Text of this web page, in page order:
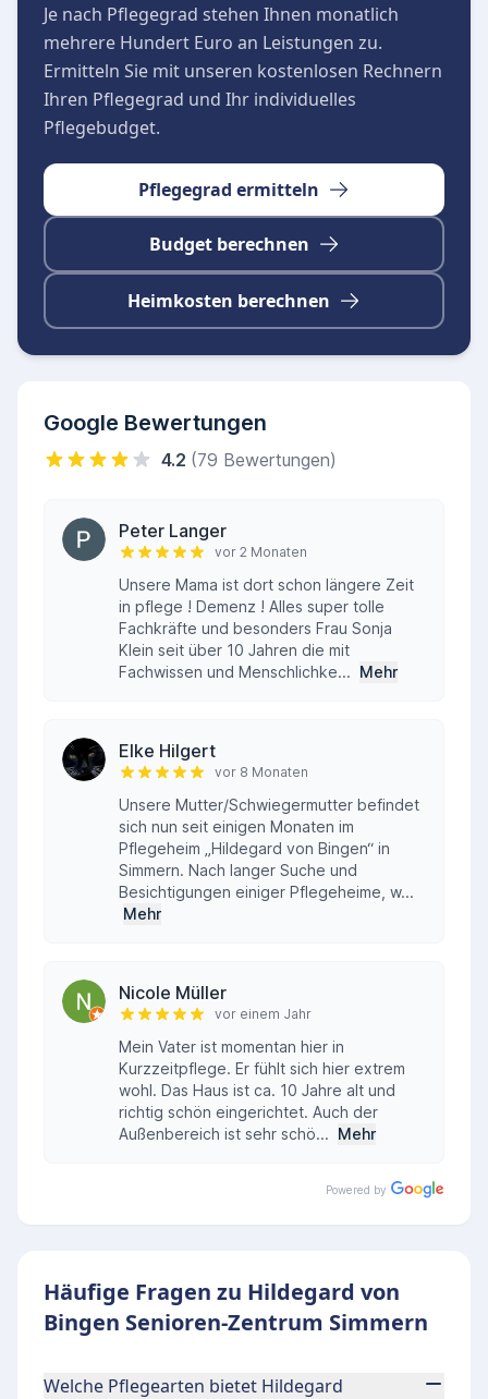
Je nach Pflegegrad stehen Ihnen monatlich
mehrere Hundert Euro an Leistungen zu.
Ermitteln Sie mit unseren kostenlosen Rechnern
Ihren Pflegegrad und Ihr individuelles
Pflegebudget.
Pflegegrad ermitteln
Budget berechnen
Heimkosten berechnen
Google Bewertungen
4.2 (79 Bewertungen)
Peter Langer
vor 2 Monaten
Unsere Mama ist dort schon längere Zeit
in pflege ! Demenz ! Alles super tolle
Fachkräfte und besonders Frau Sonja
Klein seit über 10 Jahren die mit
Fachwissen und Menschlichke... Mehr
Elke Hilgert
vor 8 Monaten
Unsere Mutter/Schwiegermutter befindet
sich nun seit einigen Monaten im
Pflegeheim „Hildegard von Bingen“ in
Simmern. Nach langer Suche und
Besichtigungen einiger Pflegeheime, w...
Mehr
Nicole Müller
vor einem Jahr
Mein Vater ist momentan hier in
Kurzzeitpflege. Er fühlt sich hier extrem
wohl. Das Haus ist ca. 10 Jahre alt und
richtig schön eingerichtet. Auch der
Außenbereich ist sehr schö... Mehr
Powered by
Häufige Fragen zu Hildegard von
Bingen Senioren-Zentrum Simmern
Welche Pflegearten bietet Hildegard